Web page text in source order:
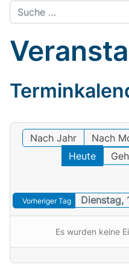
Suchen
Nach Jahr Nach
Heute
Vorheriger Tag Dienstag,
Es wurden keine